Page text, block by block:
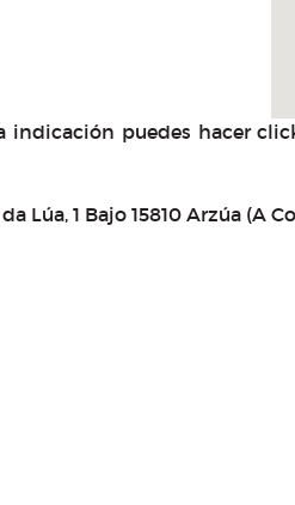
indicación puedes hacer
Lúa, 1 Bajo 15810 Arzúa (A